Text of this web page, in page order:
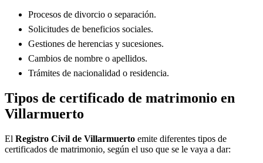
Procesos de divorcio o separación.
Solicitudes de beneficios sociales.
Gestiones de herencias y sucesiones.
Cambios de nombre o apellidos.
Trámites de nacionalidad o residencia.
Tipos de certificado de matrimonio en
Villarmuerto
El Registro Civil de Villarmuerto emite diferentes tipos de
certificados de matrimonio, según el uso que se le vaya a dar: